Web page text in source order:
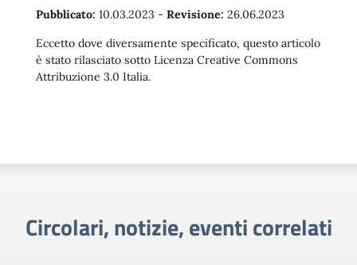
Pubblicato: 10.03.2023 - Revisione: 26.06.2023
Eccetto dove diversamente specificato, questo articolo
è stato rilasciato sotto Licenza Creative Commons
Attribuzione 3.0 Italia.
Circolari, notizie, eventi correlati